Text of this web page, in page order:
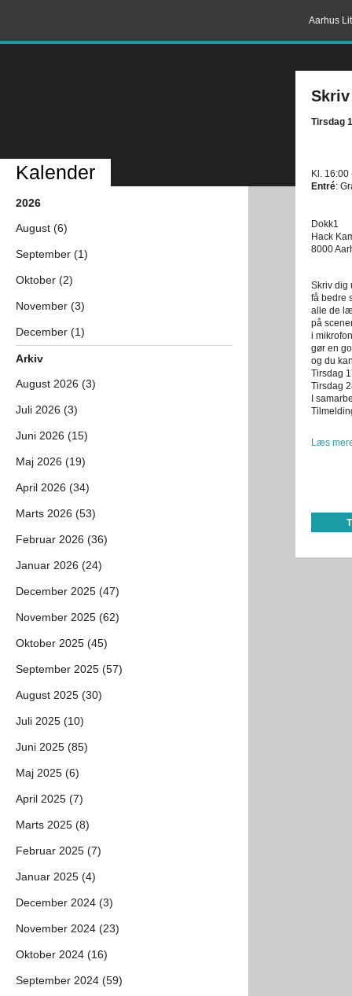
Aarhus
Tirsdag
Kl. 16:00
Entré:
Dokk1
Hack
8000
Skriv dig
få bedre
alle de
på
i
gør en
og du
Tirsdag
Tirsdag
I
Læs
Kalender
2026
August (6)
September (1)
Oktober (2)
November (3)
December (1)
Arkiv
August 2026 (3)
Juli 2026 (3)
Juni 2026 (15)
Maj 2026 (19)
April 2026 (34)
Marts 2026 (53)
Februar 2026 (36)
Januar 2026 (24)
December 2025 (47)
November 2025 (62)
Oktober 2025 (45)
September 2025 (57)
August 2025 (30)
Juli 2025 (10)
Juni 2025 (85)
Maj 2025 (6)
April 2025 (7)
Marts 2025 (8)
Februar 2025 (7)
Januar 2025 (4)
December 2024 (3)
November 2024 (23)
Oktober 2024 (16)
September 2024 (59)